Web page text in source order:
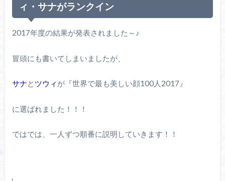
ィ・サナがランクイン
2017年度の結果が発表されました～♪
冒頭にも書いてしまいましたが、
サナと ツウィ が『世界で最も美しい顔100人2017』
に選ばれました！！！
ではでは、一人ずつ順番に説明していきます！！